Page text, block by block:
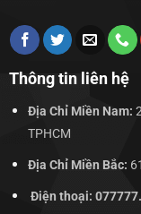
Thông tin liên hệ
Địa Chỉ Miền Nam:
TPHCM
Địa Chỉ Miền Bắc:
Điện thoại: